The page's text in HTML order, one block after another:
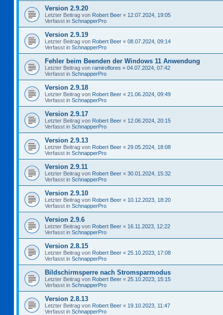
Version 2.9.20
Letzter Beitrag von Robert Beer « 12.07.2024, 19:05
Verfasst in SchnapperPro
Version 2.9.19
Letzter Beitrag von Robert Beer « 08.07.2024, 09:14
Verfasst in SchnapperPro
Fehler beim Beenden der Windows 11 Anwendung
Letzter Beitrag von ramiroflores « 04.07.2024, 07:42
Verfasst in SchnapperPro
Version 2.9.18
Letzter Beitrag von Robert Beer « 21.06.2024, 09:49
Verfasst in SchnapperPro
Version 2.9.17
Letzter Beitrag von Robert Beer « 12.06.2024, 20:15
Verfasst in SchnapperPro
Version 2.9.13
Letzter Beitrag von Robert Beer « 29.05.2024, 18:08
Verfasst in SchnapperPro
Version 2.9.11
Letzter Beitrag von Robert Beer « 30.01.2024, 15:32
Verfasst in SchnapperPro
Version 2.9.10
Letzter Beitrag von Robert Beer « 10.12.2023, 18:20
Verfasst in SchnapperPro
Version 2.9.6
Letzter Beitrag von Robert Beer « 16.11.2023, 12:22
Verfasst in SchnapperPro
Version 2.8.15
Letzter Beitrag von Robert Beer « 25.10.2023, 17:08
Verfasst in SchnapperPro
Bildschirmsperre nach Stromsparmodus
Letzter Beitrag von Robert Beer « 25.10.2023, 15:15
Verfasst in SchnapperPro
Version 2.8.13
Letzter Beitrag von Robert Beer « 19.10.2023, 11:47
Verfasst in SchnapperPro